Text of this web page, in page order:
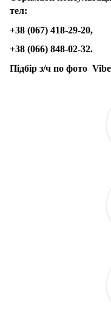
тел:
+38 (067) 418-29-20,
+38 (066) 848-02-32.
Підбір з/ч по фото